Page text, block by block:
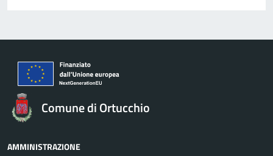
Comune di Ortucchio
AMMINISTRAZIONE